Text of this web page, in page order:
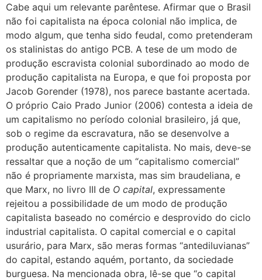
Cabe aqui um relevante parêntese. Afirmar que o Brasil
não foi capitalista na época colonial não implica, de
modo algum, que tenha sido feudal, como pretenderam
os stalinistas do antigo PCB. A tese de um modo de
produção escravista colonial subordinado ao modo de
produção capitalista na Europa, e que foi proposta por
Jacob Gorender (1978), nos parece bastante acertada.
O próprio Caio Prado Junior (2006) contesta a ideia de
um capitalismo no período colonial brasileiro, já que,
sob o regime da escravatura, não se desenvolve a
produção autenticamente capitalista. No mais, deve-se
ressaltar que a noção de um “capitalismo comercial”
não é propriamente marxista, mas sim braudeliana, e
que Marx, no livro III de O capital, expressamente
rejeitou a possibilidade de um modo de produção
capitalista baseado no comércio e desprovido do ciclo
industrial capitalista. O capital comercial e o capital
usurário, para Marx, são meras formas “antediluvianas”
do capital, estando aquém, portanto, da sociedade
burguesa. Na mencionada obra, lê-se que “o capital